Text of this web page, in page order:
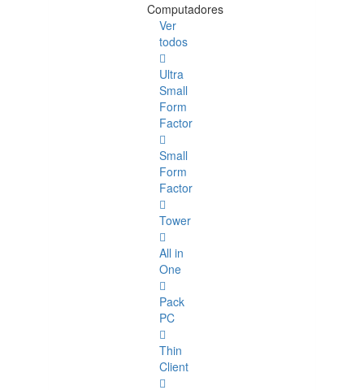
Computadores
Ver
todos
Ultra
Small
Form
Factor
Small
Form
Factor
Tower
All in
One
Pack
PC
Thin
Client